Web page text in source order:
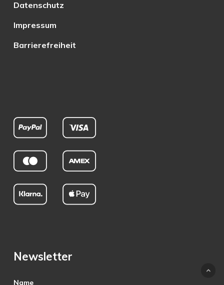
Datenschutz
Impressum
Barrierefreiheit
Newsletter
Name